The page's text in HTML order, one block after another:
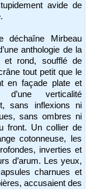
avide de
Mirbeau
anthologie de la
et rond, soufflé de
tout petit que le
en façade plate et
verticalité
sans inflexions ni
sans ombres ni
front. Un collier de
cotonneuse, les
inverties et
d’arum. Les yeux,
charnues et
accusaient des